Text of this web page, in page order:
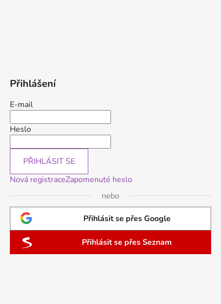
Přihlášení
E-mail
Heslo
PŘIHLÁSIT SE
Nová registraceZapomenuté heslo
nebo
Přihlásit se přes Google
Přihlásit se přes Seznam